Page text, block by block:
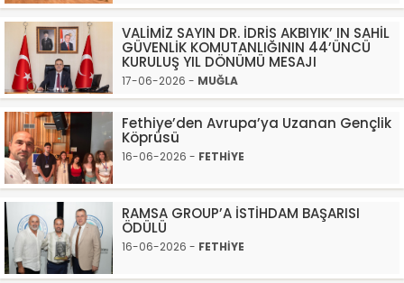
VALİMİZ SAYIN DR. İDRİS AKBIYIK’ IN SAHİL
GÜVENLİK KOMUTANLIĞININ 44’ÜNCÜ
KURULUŞ YIL DÖNÜMÜ MESAJI
17-06-2026 - MUĞLA
Fethiye’den Avrupa’ya Uzanan Gençlik
Köprüsü
16-06-2026 - FETHİYE
RAMSA GROUP’A İSTİHDAM BAŞARISI
ÖDÜLÜ
16-06-2026 - FETHİYE